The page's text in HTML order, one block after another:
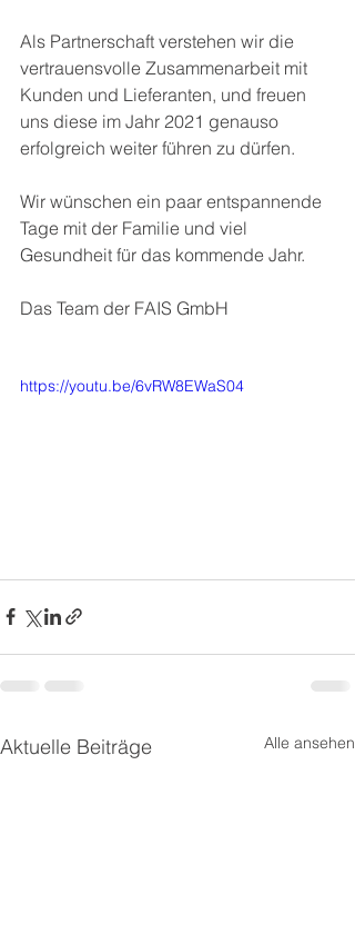
Als Partnerschaft verstehen wir die
vertrauensvolle Zusammenarbeit mit
Kunden und Lieferanten, und freuen
uns diese im Jahr 2021 genauso
erfolgreich weiter führen zu dürfen.
Wir wünschen ein paar entspannende
Tage mit der Familie und viel
Gesundheit für das kommende Jahr.
Das Team der FAIS GmbH
https://youtu.be/6vRW8EWaS04
Aktuelle Beiträge Alle ansehen